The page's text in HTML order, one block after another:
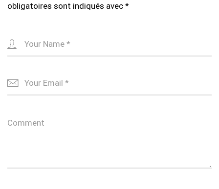
obligatoires sont indiqués avec *